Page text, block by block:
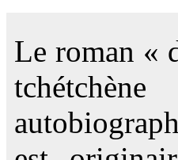
Le roman «